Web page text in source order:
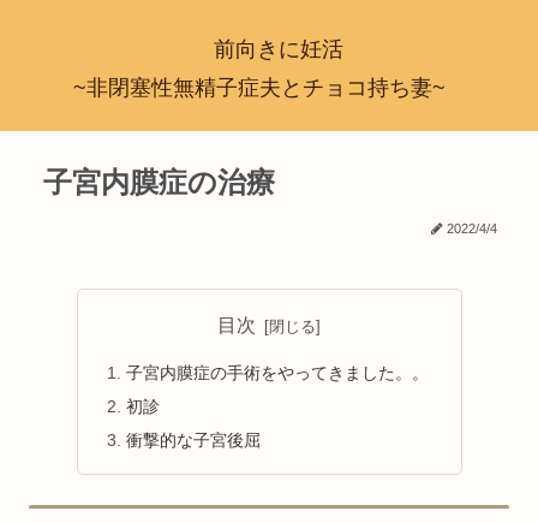
前向きに妊活
~非閉塞性無精子症夫とチョコ持ち妻~
子宮内膜症の治療
2022/4/4
目次
子宮内膜症の手術をやってきました。。
初診
衝撃的な子宮後屈